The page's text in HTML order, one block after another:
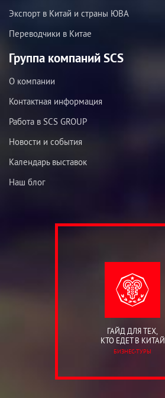
Экспорт в Китай и страны ЮВА
Переводчики в Китае
Группа компаний SCS
О компании
Контактная информация
Работа в SCS GROUP
Новости и события
Календарь выставок
Наш блог
ГАЙД ДЛЯ ТЕХ,
КТО ЕДЕТ В КИТАЙ
БИЗНЕС-ТУРЫ